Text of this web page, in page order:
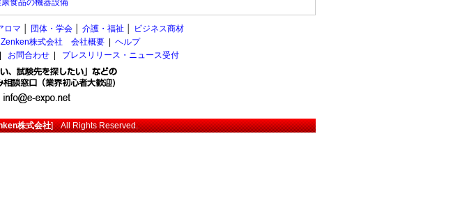
食品の機器設備
ロマ 団体・学会 介護・福祉
ビジネス商材
Zenken株式会社 会社概要
ヘルプ
お問合わせ プレスリリース・ニュース受付
株式会社] All Rights Reserved.